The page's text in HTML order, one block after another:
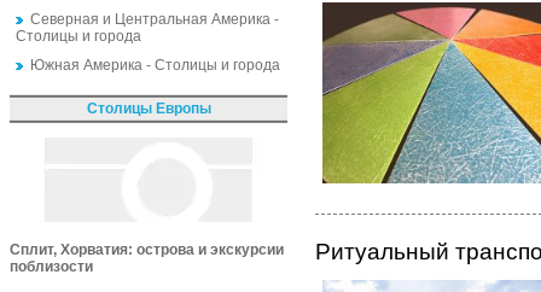
Северная и Центральная Америка -
Столицы и города
Южная Америка - Столицы и города
Столицы Европы
Сплит, Хорватия: острова и экскурсии
поблизости
Ритуальный